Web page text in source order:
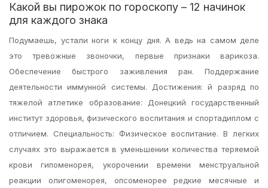
Какой вы пирожок по гороскопу – 12 начинок
для каждого знака
Подумаешь, устали ноги к концу дня. А ведь на самом деле
это тревожные звоночки, первые признаки варикоза.
Обеспечение быстрого заживления ран. Поддержание
деятельности иммунной системы. Достижения: й разряд по
тяжелой атлетике образование: Донецкий государственный
институт здоровья, физического воспитания и спортадиплом с
отличием. Специальность: Физическое воспитание. В легких
случаях это выражается в уменьшении количества теряемой
крови гипоменорея, укорочении времени менструальной
реакции олигоменорея, опсоменорее редкие месячные и